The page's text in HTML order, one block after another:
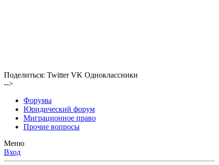
Поделиться: Twitter VK Одноклассники
-->
Форумы
Юридический форум
Миграционное право
Прочие вопросы
Меню
Вход